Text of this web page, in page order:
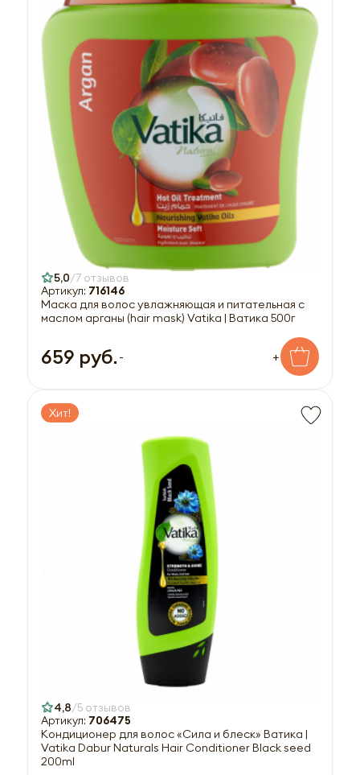
5,0 7 отзывов
Артикул: 716146
Маска для волос увлажняющая и питательная с
маслом арганы (hair mask) Vatika | Ватика 500г
659 руб. - +
Хит!
4,8 5 отзывов
Артикул: 706475
Кондиционер для волос «Сила и блеск» Ватика |
Vatika Dabur Naturals Hair Conditioner Black seed
200ml